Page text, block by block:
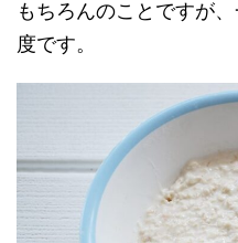
もちろんのことですが
度です。